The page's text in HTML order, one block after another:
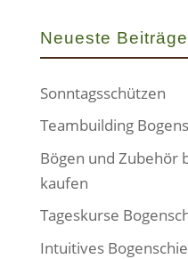
Neueste Beiträge
Sonntagsschützen
Teambuilding
Bögen und Zubehör
kaufen
Tageskurse
Intuitives